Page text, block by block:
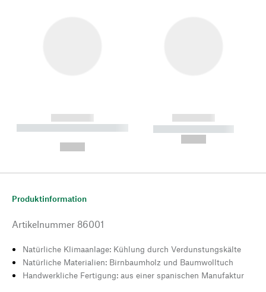
------------
----------- ----------- --------
------------
----------- -----------
Produktinformation
Artikelnummer 86001
Natürliche Klimaanlage: Kühlung durch Verdunstungskälte
Natürliche Materialien: Birnbaumholz und Baumwolltuch
Handwerkliche Fertigung: aus einer spanischen Manufaktur